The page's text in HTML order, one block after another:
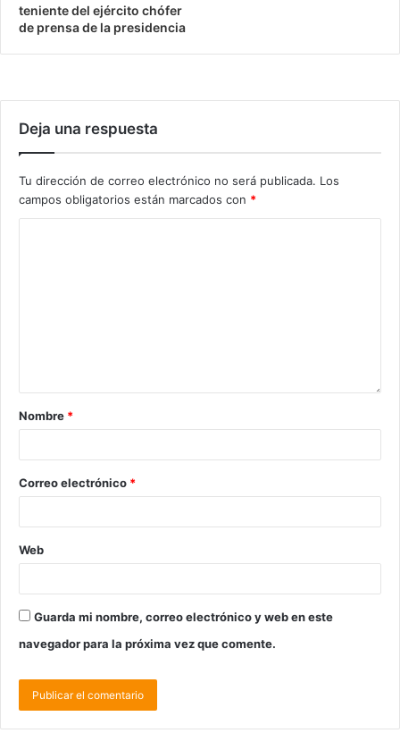
teniente del ejército chófer
de prensa de la presidencia
Deja una respuesta
Tu dirección de correo electrónico no será publicada. Los
campos obligatorios están marcados con *
Nombre *
Correo electrónico *
Web
Guarda mi nombre, correo electrónico y web en este
navegador para la próxima vez que comente.